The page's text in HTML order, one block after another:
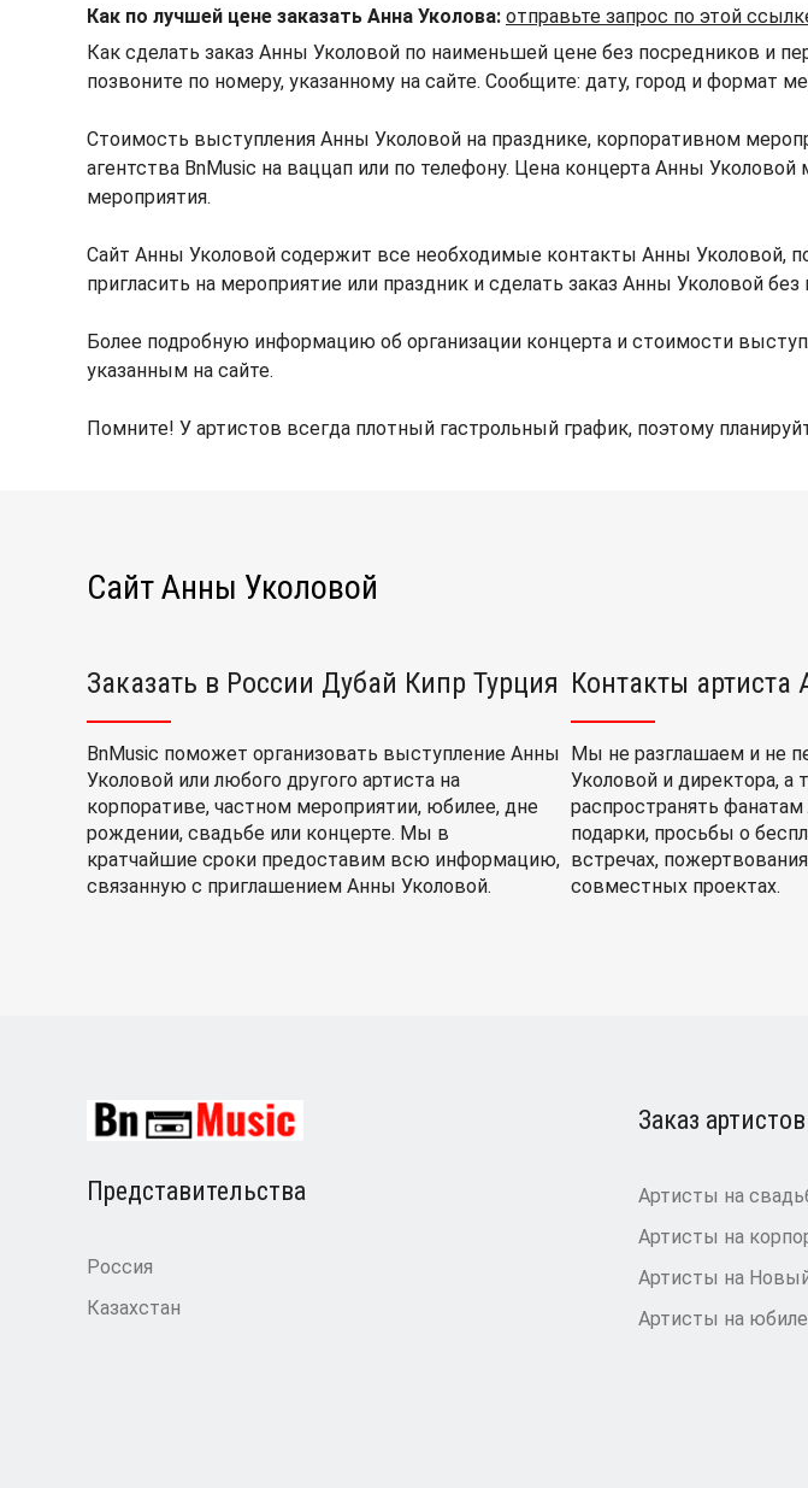
Как по лучшей цене заказать Анна Уколова: отправьте запрос по этой
Как сделать заказ Анны Уколовой по наименьшей цене без посредников и
позвоните по номеру, указанному на сайте. Сообщите: дату, город и формат
Стоимость выступления Анны Уколовой на празднике, корпоративном
агентства BnMusic на ваццап или по телефону. Цена концерта Анны
мероприятия.
Сайт Анны Уколовой содержит все необходимые контакты Анны
пригласить на мероприятие или праздник и сделать заказ Анны Уколовой без
Более подробную информацию об организации концерта и стоимости
указанным на сайте.
Помните! У артистов всегда плотный гастрольный график, поэтому
Сайт Анны Уколовой
Заказать в России Дубай Кипр Турция
BnMusic поможет организовать выступление Анны
Уколовой или любого другого артиста на
корпоративе, частном мероприятии, юбилее, дне
рождении, свадьбе или концерте. Мы в
кратчайшие сроки предоставим всю информацию,
связанную с приглашением Анны Уколовой.
Контакты
Мы не разглашаем и не
Уколовой и директора,
распространять
подарки, просьбы о
встречах,
совместных проектах.
Представительства
Россия
Казахстан
Заказ артистов
Артисты на
Артисты на
Артисты на
Артисты на